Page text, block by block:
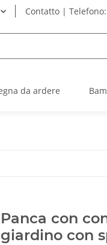
Contatto |
da ardere
Panca con
giardino con